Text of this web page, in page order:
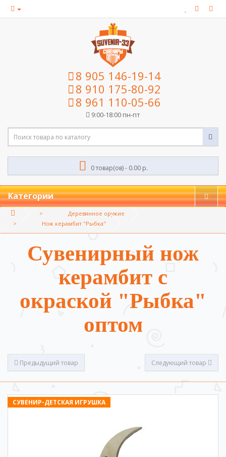
8 905 146-19-14
8 910 175-80-92
8 961 110-05-66
9:00-18:00 пн-пт
0 товар(ов) - 0.00 р.
Категории
Деревянное оружие
Нож керамбит "Рыбка"
Сувенирный нож
керамбит с
окраской "Рыбка"
оптом
Предыдущий товар Следующий товар
СУВЕНИР-ДЕТСКАЯ ИГРУШКА